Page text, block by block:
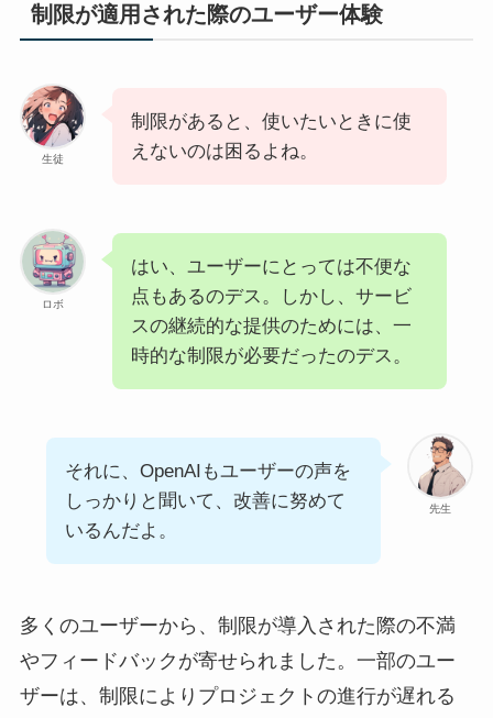
制限が適用された際のユーザー体験
生徒
制限があると、使いたいときに使
えないのは困るよね。
ロボ
はい、ユーザーにとっては不便な
点もあるのデス。しかし、サービ
スの継続的な提供のためには、一
時的な制限が必要だったのデス。
先生
それに、OpenAIもユーザーの声を
しっかりと聞いて、改善に努めて
いるんだよ。
多くのユーザーから、制限が導入された際の不満
やフィードバックが寄せられました。一部のユー
ザーは、制限によりプロジェクトの進行が遅れる